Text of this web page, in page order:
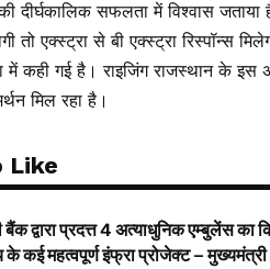
दीर्घकालिक सफलता में विश्वास
एक्स्ट्रा से बी एक्स्ट्रा रिस्पॉन्स
में कही गई है। राइजिंग राजस्थान के इस
मिल रहा है।
Like
बैंक द्वारा प्रदत्त 4 अत्याधुनिक एम्बुलेंस
कई महत्वपूर्ण इंफ्रा प्रोजेक्ट – मुख्यमंत्री